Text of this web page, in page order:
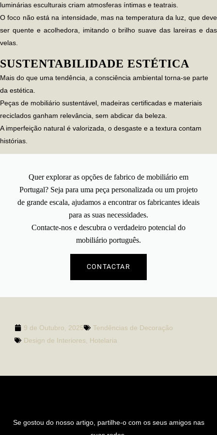
luminárias esculturais criam atmosferas íntimas e teatrais.
O foco não está na intensidade, mas na temperatura da luz, que deve
ser quente e acolhedora, imitando o brilho suave das lareiras e das
velas.
SUSTENTABILIDADE ESTÉTICA
Mais do que uma tendência, a consciência ambiental torna-se parte
da estética.
Peças de mobiliário sustentável, madeiras certificadas e materiais
reciclados ganham relevância, sem abdicar da beleza.
A imperfeição natural é valorizada, o desgaste e a textura contam
histórias.
Quer explorar as opções de fabrico de mobiliário em
Portugal? Seja para uma peça personalizada ou um projeto
de grande escala, ajudamos a encontrar os fabricantes ideais
para as suas necessidades.
Contacte-nos e descubra o verdadeiro potencial do
mobiliário português.
CONTACTAR
9 de Outubro, 2025
Tendências de Decoração
Design de Interiores, Hotelaria
Se gostou do nosso artigo, partilhe-o com os seus amigos nas